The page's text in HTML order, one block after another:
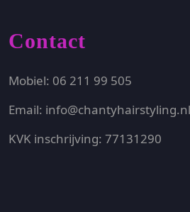
Contact
Mobiel: 06 211 99 505
Email: info@chantyhairstyling.nl
KVK inschrijving: 77131290